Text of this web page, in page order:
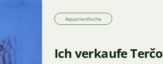
Aquarienfische
Ich verkaufe